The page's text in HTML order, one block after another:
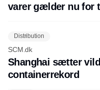
varer gælder nu for
Distribution
SCM.dk
Shanghai sætter vild
containerrekord